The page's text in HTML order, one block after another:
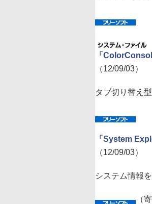
「
（12/09/03）
タブ切り替え
「System
（12/09/03）
システム情報
（